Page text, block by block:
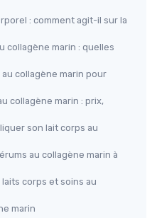
: comment agit-il sur la
collagène marin : quelles
collagène marin pour
collagène marin : prix,
son lait corps au
au collagène marin à
corps et soins au
marin